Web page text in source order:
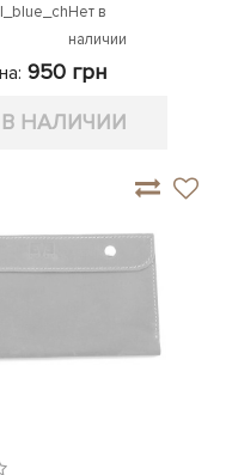
Нет в
наличии
950 грн
НАЛИЧИИ